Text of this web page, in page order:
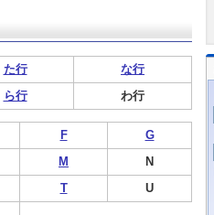
た行
な行
ら行 わ行
F
G
M
N
T
U